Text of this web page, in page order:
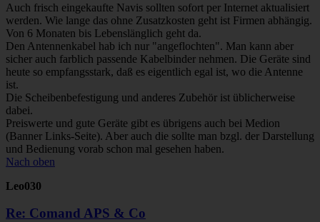
Auch frisch eingekaufte Navis sollten sofort per Internet aktualisiert
werden. Wie lange das ohne Zusatzkosten geht ist Firmen abhängig.
Von 6 Monaten bis Lebenslänglich geht da.
Den Antennenkabel hab ich nur "angeflochten". Man kann aber
sicher auch farblich passende Kabelbinder nehmen. Die Geräte sind
heute so empfangsstark, daß es eigentlich egal ist, wo die Antenne
ist.
Die Scheibenbefestigung und anderes Zubehör ist üblicherweise
dabei.
Preiswerte und gute Geräte gibt es übrigens auch bei Medion
(Banner Links-Seite). Aber auch die sollte man bzgl. der Darstellung
und Bedienung vorab schon mal gesehen haben.
Nach oben
Leo030
Re: Comand APS & Co